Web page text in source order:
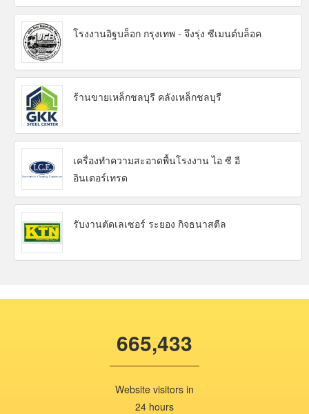
โรงงานอิฐบล็อก กรุงเทพ - จึงรุ่ง ซีเมนต์บล็อค
ร้านขายเหล็กชลบุรี คลังเหล็กชลบุรี
เครื่องทำความสะอาดพื้นโรงงาน ไอ ซี อี
อินเตอร์เทรด
รับงานตัดเลเซอร์ ระยอง กิจธนาสตีล
665,433
Website visitors in
24 hours